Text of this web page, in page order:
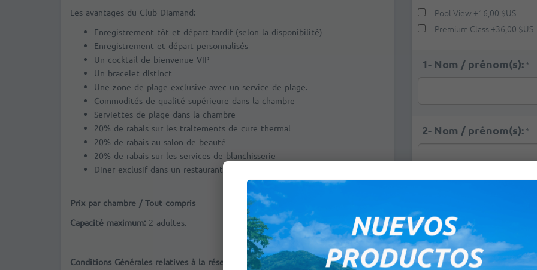
Les avantages du Club Diamand:
Enregistrement tôt et départ tardif (selon la disponibilité)
Enregistrement et départ personnalisés
Un cocktail de bienvenue VIP
Un bracelet distinct
Une zone de plage exclusive avec un service de plage.
Commodités de qualité supérieure dans la chambre
Serviettes de plage dans la chambre
20% de rabais sur les traitements de cure thermal
20% de rabais au salon de beauté
20% de rabais sur les services de blanchisserie
Diner exclusif dans un restaurant à la carte
Prix par chambre / Tout compris
Capacité maximum: 2 adultes.
Conditions Générales relatives à la réservation d'hôtels
Pool View +16,00 $US
Premium Class +36,00 $US
1- Nom / prénom(s): *
2- Nom / prénom(s): *
Remarques: